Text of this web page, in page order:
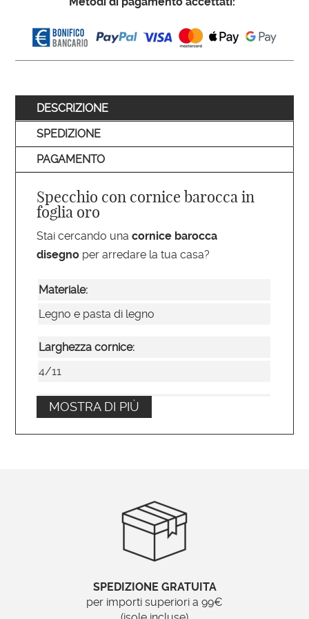
DESCRIZIONE
SPEDIZIONE
PAGAMENTO
Specchio con cornice barocca in
foglia oro
Stai cercando unacornice barocca
disegno per arredare la tua casa?
Materiale:
Legno e pasta di legno
Larghezza cornice:
4/11
Tipo di specchio:
Ordinabile su misura?
Specchionline.it
MOSTRA DI PIÙ
SPEDIZIONE GRATUITA
per importi superiori a 99€